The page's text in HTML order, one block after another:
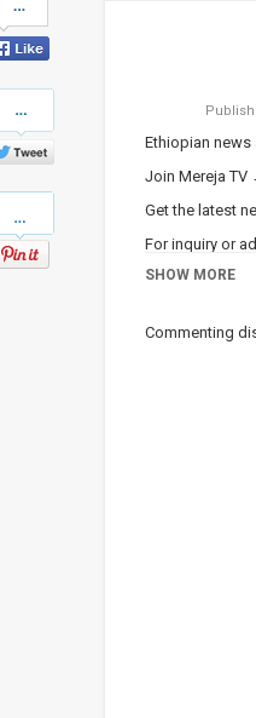
on
Facebook
on
Twitter
Ethiopian news
Join Mereja TV
Get the latest
For inquiry or
Mereja
SHOW MORE
Commenting